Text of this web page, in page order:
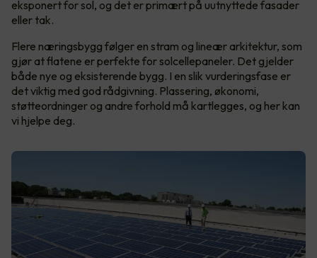
eksponert for sol, og det er primært på uutnyttede fasader
eller tak.
Flere næringsbygg følger en stram og lineær arkitektur, som
gjør at flatene er perfekte for solcellepaneler. Det gjelder
både nye og eksisterende bygg. I en slik vurderingsfase er
det viktig med god rådgivning. Plassering, økonomi,
støtteordninger og andre forhold må kartlegges, og her kan
vi hjelpe deg.